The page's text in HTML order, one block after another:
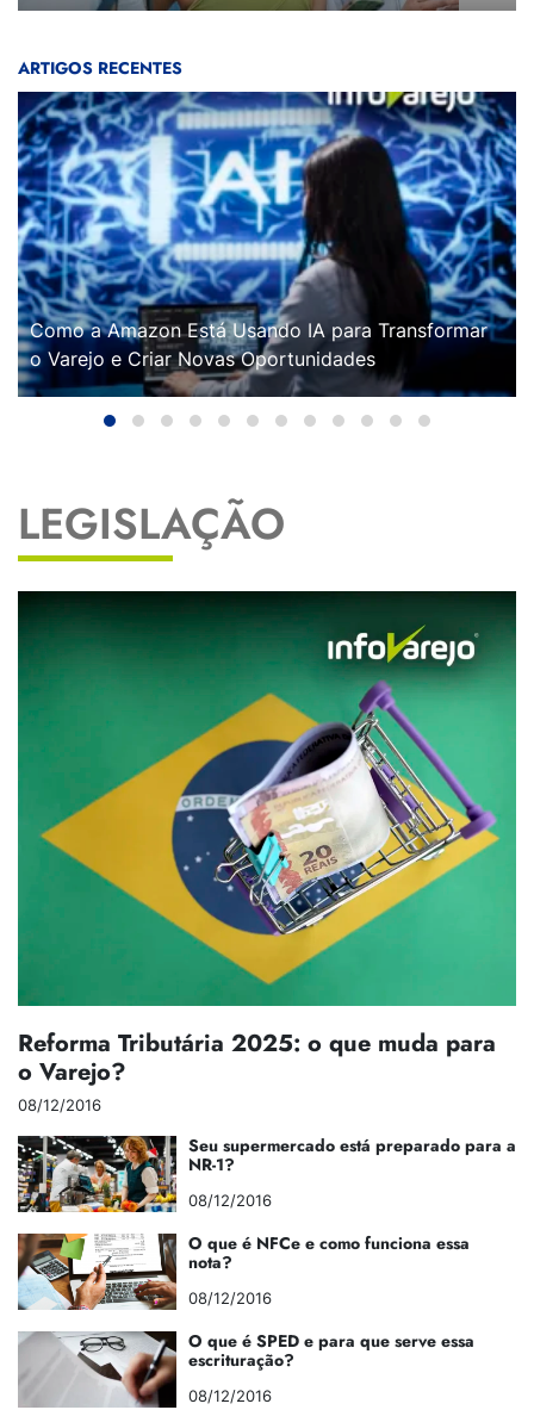
ARTIGOS RECENTES
Como a Amazon Está Usando IA para Transformar
o Varejo e Criar Novas Oportunidades
LEGISLAÇÃO
Reforma Tributária 2025: o que muda para
o Varejo?
08/12/2016
Seu supermercado está preparado para a
NR-1?
08/12/2016
O que é NFCe e como funciona essa
nota?
08/12/2016
O que é SPED e para que serve essa
escrituração?
08/12/2016